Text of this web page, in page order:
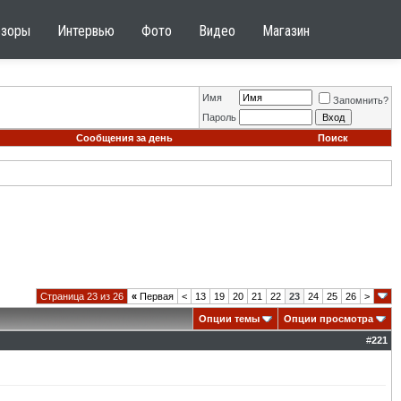
Интервью Фото Видео Магазин
Имя
Запомнить?
Пароль
Сообщения за день Поиск
Страница 23 из 26 « Первая < 13 19 20 21 22 23 24 25 26 >
Опции темы
Опции просмотра
#221